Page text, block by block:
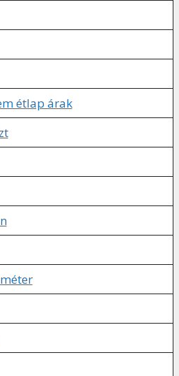
étlap árak